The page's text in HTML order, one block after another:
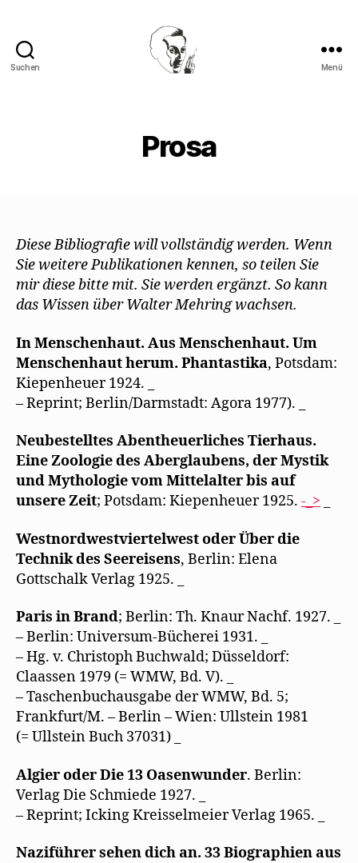
Suchen Menü
Prosa
Diese Bibliografie will vollständig werden. Wenn
Sie weitere Publikationen kennen, so teilen Sie
mir diese bitte mit. Sie werden ergänzt. So kann
das Wissen über Walter Mehring wachsen.
In Menschenhaut. Aus Menschenhaut. Um
Menschenhaut herum. Phantastika, Potsdam:
Kiepenheuer 1924. _
– Reprint; Berlin/Darmstadt: Agora 1977). _
Neubestelltes Abentheuerliches Tierhaus.
Eine Zoologie des Aberglaubens, der Mystik
undMythologie vom Mittelalter bis auf
unsere Zeit; Potsdam: Kiepenheuer 1925. -_>
Westnordwestviertelwest oder Über die
Technik des Seereisens, Berlin: Elena
Gottschalk Verlag 1925. _
Paris in Brand; Berlin: Th. Knaur Nachf. 1927. _
– Berlin: Universum-Bücherei 1931. _
– Hg. v. Christoph Buchwald; Düsseldorf:
Claassen 1979 (= WMW, Bd. V). _
– Taschenbuchausgabe der WMW, Bd. 5;
Frankfurt/M. – Berlin – Wien: Ullstein 1981
(= Ullstein Buch 37031) _
Algier oder Die 13 Oasenwunder. Berlin:
Verlag Die Schmiede 1927. _
– Reprint; Icking Kreisselmeier Verlag 1965. _
Naziführer sehen dich an. 33 Biographien aus